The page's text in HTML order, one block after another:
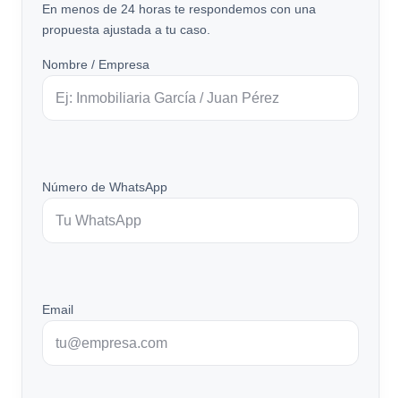
En menos de 24 horas te respondemos con una
propuesta ajustada a tu caso.
Nombre / Empresa
Número de WhatsApp
Email